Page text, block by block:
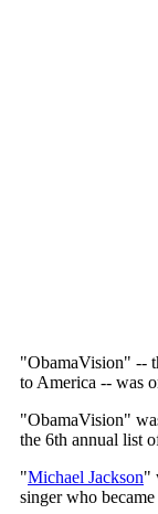
"ObamaVision" --
to America -- was
"ObamaVision"
the 6th annual list
"Michael Jackson"
singer who